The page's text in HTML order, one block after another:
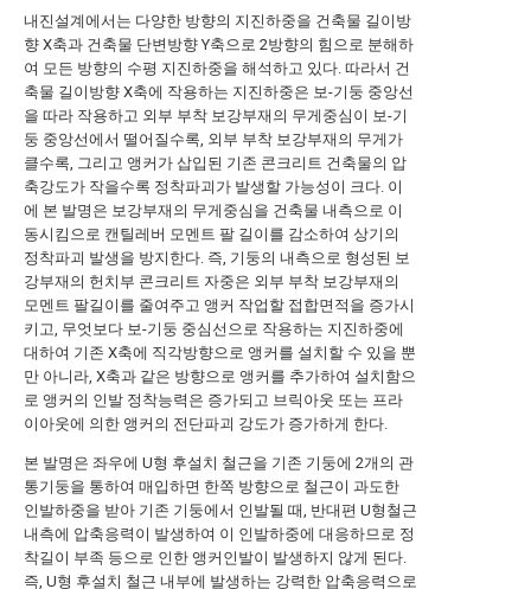
내진설계에서는 다양한 방향의 지진하중을 건축물 길이방
향 X축과 건축물 단변방향 Y축으로 2방향의 힘으로 분해하
여 모든 방향의 수평 지진하중을 해석하고 있다. 따라서 건
축물 길이방향 X축에 작용하는 지진하중은 보-기둥 중앙선
을 따라 작용하고 외부 부착 보강부재의 무게중심이 보-기
둥 중앙선에서 떨어질수록, 외부 부착 보강부재의 무게가
클수록, 그리고 앵커가 삽입된 기존 콘크리트 건축물의 압
축강도가 작을수록 정착파괴가 발생할 가능성이 크다. 이
에 본 발명은 보강부재의 무게중심을 건축물 내측으로 이
동시킴으로 캔틸레버 모멘트 팔 길이를 감소하여 상기의
정착파괴 발생을 방지한다. 즉, 기둥의 내측으로 형성된 보
강부재의 헌치부 콘크리트 자중은 외부 부착 보강부재의
모멘트 팔길이를 줄여주고 앵커 작업할 접합면적을 증가시
키고, 무엇보다 보-기둥 중심선으로 작용하는 지진하중에
대하여 기존 X축에 직각방향으로 앵커를 설치할 수 있을 뿐
만 아니라, X축과 같은 방향으로 앵커를 추가하여 설치함으
로 앵커의 인발 정착능력은 증가되고 브릭아웃 또는 프라
이아웃에 의한 앵커의 전단파괴 강도가 증가하게 한다.
본 발명은 좌우에 U형 후설치 철근을 기존 기둥에 2개의 관
통기둥을 통하여 매입하면 한쪽 방향으로 철근이 과도한
인발하중을 받아 기존 기둥에서 인발될 때, 반대편 U형철근
내측에 압축응력이 발생하여 이 인발하중에 대응하므로 정
착길이 부족 등으로 인한 앵커인발이 발생하지 않게 된다.
즉, U형 후설치 철근 내부에 발생하는 강력한 압축응력으로